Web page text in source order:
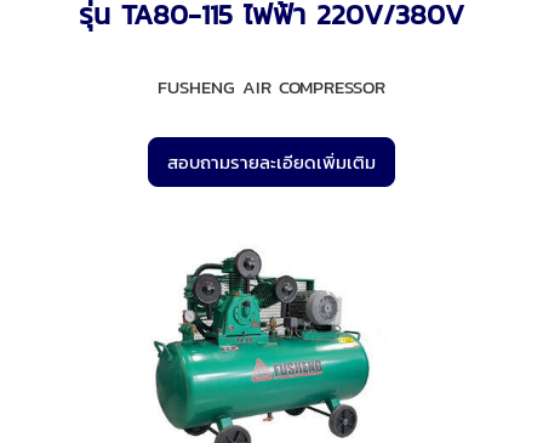
รุ่น TA80-115 ไฟฟ้า 220V/380V
FUSHENG AIR COMPRESSOR
สอบถามรายละเอียดเพิ่มเติม